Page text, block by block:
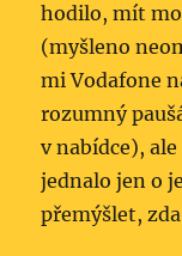
hodilo, mít
(myšleno
mi Vodafone
rozumný
v nabídce),
jednalo jen o
přemýšlet,